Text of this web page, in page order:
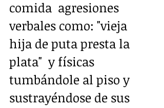
comida  agresiones
verbales como: "vieja
hija de puta presta la
plata"  y físicas
tumbándole al piso y
sustrayéndose de sus